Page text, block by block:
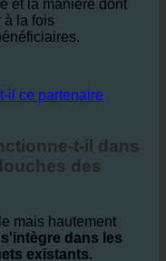
à la fois
il ce partenaire
t-il dans
des
mais hautement
dans les
existants.